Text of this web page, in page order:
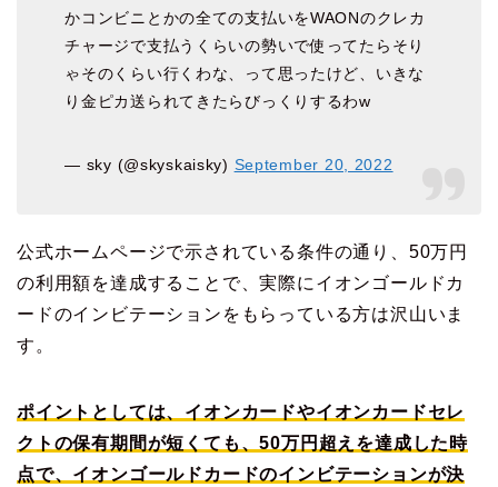
かコンビニとかの全ての支払いをWAONのクレカ
チャージで支払うくらいの勢いで使ってたらそり
ゃそのくらい行くわな、って思ったけど、いきな
り金ピカ送られてきたらびっくりするわw
— sky (@skyskaisky) September 20, 2022
公式ホームページで示されている条件の通り、50万円
の利用額を達成することで、実際にイオンゴールドカ
ードのインビテーションをもらっている方は沢山いま
す。
ポイントとしては、イオンカードやイオンカードセレ
クトの保有期間が短くても、50万円超えを達成した時
点で、イオンゴールドカードのインビテーションが決